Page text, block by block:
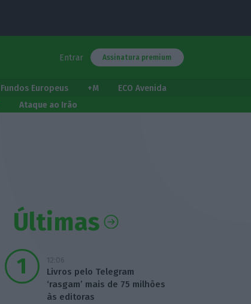
Entrar Assinatura premium
Fundos Europeus +M
ECO Avenida
Ataque ao Irão
Últimas
12:06
Livros pelo Telegram
‘rasgam’ mais de 75 milhões
às editoras